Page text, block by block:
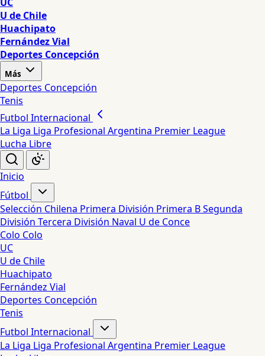
U de Chile
Huachipato
Fernández Vial
Deportes Concepción
Más
Deportes Concepción
Tenis
Futbol Internacional
La Liga Liga Profesional Argentina Premier League
Lucha Libre
Inicio
Fútbol
Selección Chilena Primera División Primera BSegunda
División Tercera División Naval U de Conce
Colo Colo
UC
U de Chile
Huachipato
Fernández Vial
Deportes Concepción
Tenis
Futbol Internacional
La Liga Liga Profesional Argentina Premier League